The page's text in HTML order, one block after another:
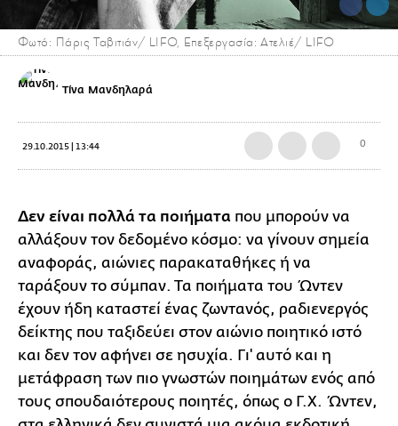
Φωτό: Πάρις Ταβιτιάν/ LIFO, Επεξεργασία: Ατελιέ/ LIFO
Τίνα Μανδηλαρά
29.10.2015 | 13:44 0
Δεν είναι πολλά τα ποιήματα που μπορούν να
αλλάξουν τον δεδομένο κόσμο: να γίνουν σημεία
αναφοράς, αιώνιες παρακαταθήκες ή να
ταράξουν το σύμπαν. Τα ποιήματα του Ώντεν
έχουν ήδη καταστεί ένας ζωντανός, ραδιενεργός
δείκτης που ταξιδεύει στον αιώνιο ποιητικό ιστό
και δεν τον αφήνει σε ησυχία. Γι' αυτό και η
μετάφραση των πιο γνωστών ποιημάτων ενός από
τους σπουδαιότερους ποιητές, όπως ο Γ.Χ. Ώντεν,